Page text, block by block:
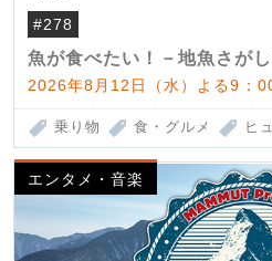
（クロマグロ）
#278
魚が食べたい！－地魚さが
2026年8月12日（水）よる9：
乗り物 食・グルメ ヒ
エンタメ・音楽